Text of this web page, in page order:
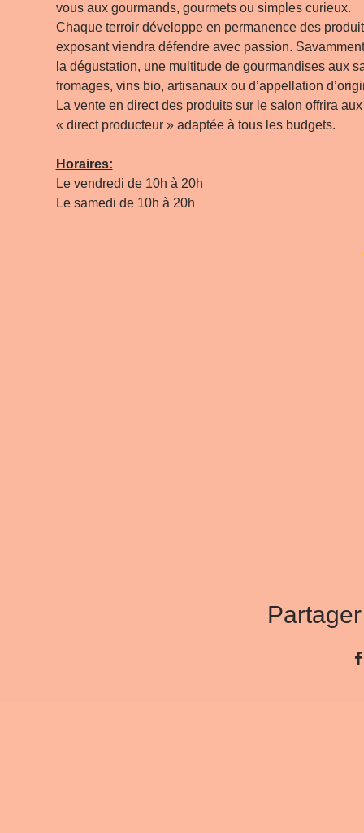
vous aux gourmands, gourmets ou simples curieux.
Chaque terroir développe en permanence des
exposant viendra défendre avec passion.
la dégustation, une multitude de gourmandises aux
fromages, vins bio, artisanaux ou d’appellation
La vente en direct des produits sur le salon offrira
« direct producteur » adaptée à tous les budgets.
Horaires:
Le vendredi de 10h à 20h
Le samedi de 10h à 20h